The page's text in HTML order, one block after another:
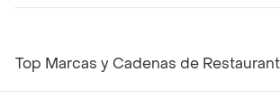
Top Marcas y Cadenas de